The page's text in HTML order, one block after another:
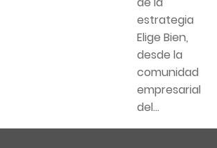
estrategia
Elige Bien,
desde la
comunidad
empresarial
del...